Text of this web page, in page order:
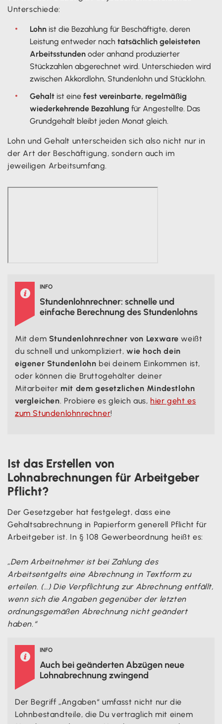
Unterschiede:
Lohn ist die Bezahlung für Beschäftigte, deren
Leistung entweder nach tatsächlich geleisteten
Arbeitsstunden oder anhand produzierter
Stückzahlen abgerechnet wird. Unterschieden wird
zwischen Akkordlohn, Stundenlohn und Stücklohn.
Gehalt ist eine fest vereinbarte, regelmäßig
wiederkehrende Bezahlung für Angestellte. Das
Grundgehalt bleibt jeden Monat gleich.
Lohn und Gehalt unterscheiden sich also nicht nur in
der Art der Beschäftigung, sondern auch im
jeweiligen Arbeitsumfang.
 INFO
Stundenlohnrechner: schnelle und
einfache Berechnung des Stundenlohns
Mit dem Stundenlohnrechner von Lexware weißt
du schnell und unkompliziert,wie hoch dein
eigener Stundenlohn bei deinem Einkommen ist,
oder können die Bruttogehälter deiner
Mitarbeiter mit dem gesetzlichen Mindestlohn
vergleichen. Probiere es gleich aus, hier geht es
zum Stundenlohnrechner!
Ist das Erstellen von
Lohnabrechnungen für Arbeitgeber
Pflicht?
Der Gesetzgeber hat festgelegt, dass eine
Gehaltsabrechnung in Papierform generell Pflicht für
Arbeitgeber ist. In § 108 Gewerbeordnung heißt es:
„Dem Arbeitnehmer ist bei Zahlung des
Arbeitsentgelts eine Abrechnung in Textform zu
erteilen. (…) Die Verpflichtung zur Abrechnung entfällt,
wenn sich die Angaben gegenüber der letzten
ordnungsgemäßen Abrechnung nicht geändert
haben.“
 INFO
Auch bei geänderten Abzügen neue
Lohnabrechnung zwingend
Der Begriff „Angaben“ umfasst nicht nur die
Lohnbestandteile, die Du vertraglich mit einem